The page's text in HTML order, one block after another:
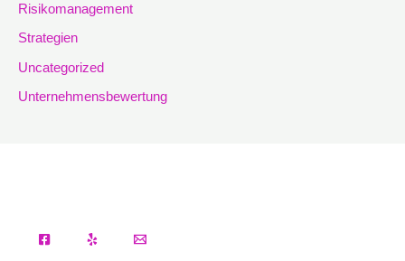
Risikomanagement
Strategien
Uncategorized
Unternehmensbewertung